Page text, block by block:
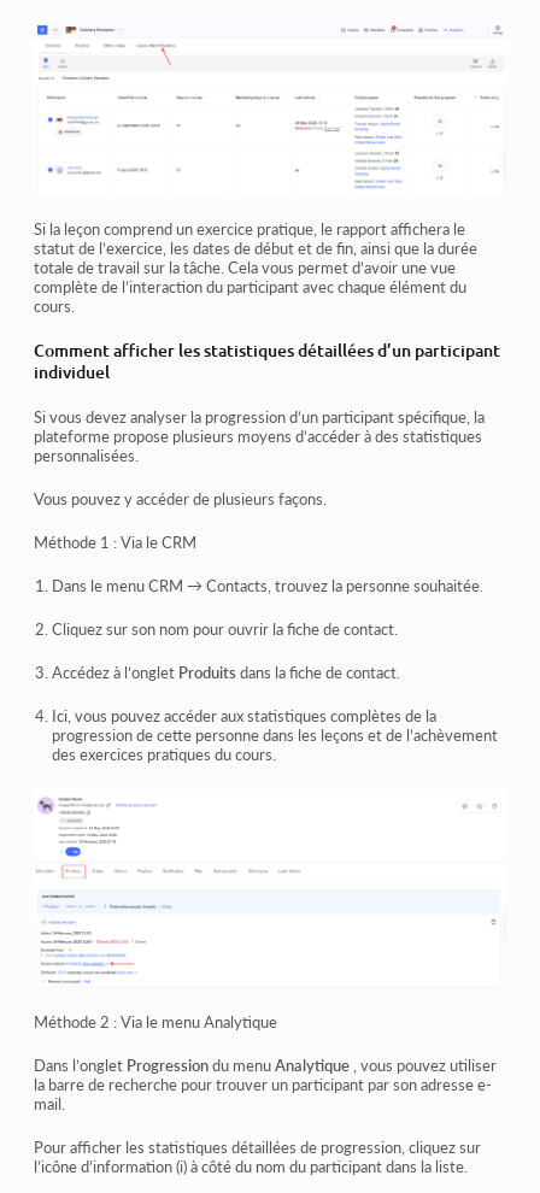
Si la leçon comprend un exercice pratique, le rapport affichera le
statut de l’exercice, les dates de début et de fin, ainsi que la durée
totale de travail sur la tâche. Cela vous permet d’avoir une vue
complète de l’interaction du participant avec chaque élément du
cours.
Comment afficher les statistiques détaillées d’un participant
individuel
Si vous devez analyser la progression d’un participant spécifique, la
plateforme propose plusieurs moyens d’accéder à des statistiques
personnalisées.
Vous pouvez y accéder de plusieurs façons.
Méthode 1 : Via le CRM
Dans le menu CRM → Contacts, trouvez la personne souhaitée.
Cliquez sur son nom pour ouvrir la fiche de contact.
Accédez à l’onglet Produitsdans la fiche de contact.
Ici, vous pouvez accéder aux statistiques complètes de la
progression de cette personne dans les leçons et de l’achèvement
des exercices pratiques du cours.
Méthode 2 : Via le menu Analytique
Dans l’onglet Progressiondu menuAnalytique , vous pouvez utiliser
la barre de recherche pour trouver un participant par son adresse e-
mail.
Pour afficher les statistiques détaillées de progression, cliquez sur
l’icône d’information (i) à côté du nom du participant dans la liste.